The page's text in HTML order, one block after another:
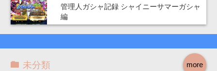
管理人ガシャ記録 シャイニーサマーガシャ
編
more
未分類